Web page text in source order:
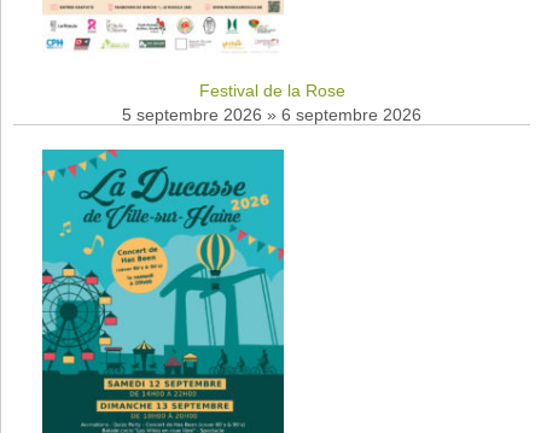
Festival de la Rose
5 septembre 2026 » 6 septembre 2026